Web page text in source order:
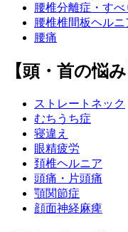
腰椎分離症・すべ
腰椎椎間板ヘルニ
腰痛
【頭・首の悩み
ストレートネック
むちうち症
寝違え
眼精疲労
頚椎ヘルニア
頭痛・片頭痛
顎関節症
顔面神経麻痺